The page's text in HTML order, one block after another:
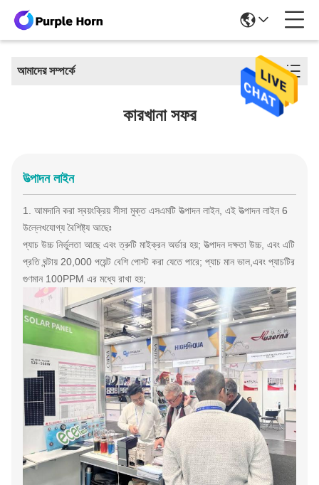
আমাদের সম্পর্কে
কারখানা সফর
উত্পাদন লাইন
1. আমদানি করা স্বয়ংক্রিয় সীসা মুক্ত এসএমটি উত্পাদন লাইন, এই উত্পাদন লাইন 6
উল্লেখযোগ্য বৈশিষ্ট্য আছেঃ
প্যাচ উচ্চ নির্ভুলতা আছে এবং ত্রুটি মাইক্রন অর্ডার হয়; উত্পাদন দক্ষতা উচ্চ, এবং এটি
প্রতি ঘন্টায় 20,000 পয়েন্ট বেশি পোস্ট করা যেতে পারে; প্যাচ মান ভাল,এবং প্যাচটির
গুণমান 100PPM এর মধ্যে রাখা হয়;